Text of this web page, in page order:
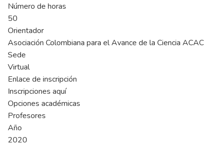
Número de horas
50
Orientador
Asociación Colombiana para el Avance de la Ciencia ACAC
Sede
Virtual
Enlace de inscripción
Inscripciones aquí
Opciones académicas
Profesores
Año
2020